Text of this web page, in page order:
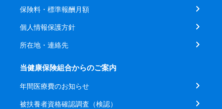
保険料・標準報酬月額
個人情報保護方針
所在地・連絡先
当健康保険組合からのご案内
年間医療費のお知らせ
被扶養者資格確認調査（検認）